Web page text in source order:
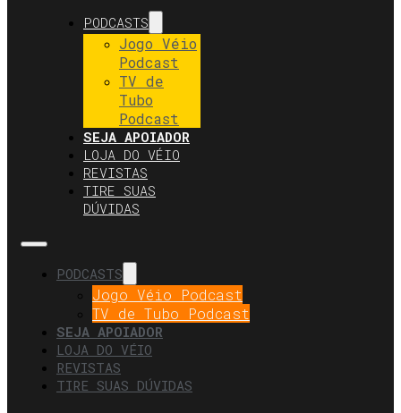
PODCASTS
Jogo Véio
Podcast
TV de
Tubo
Podcast
SEJA APOIADOR
LOJA DO VÉIO
REVISTAS
TIRE SUAS
DÚVIDAS
PODCASTS
Jogo Véio Podcast
TV de Tubo Podcast
SEJA APOIADOR
LOJA DO VÉIO
REVISTAS
TIRE SUAS DÚVIDAS